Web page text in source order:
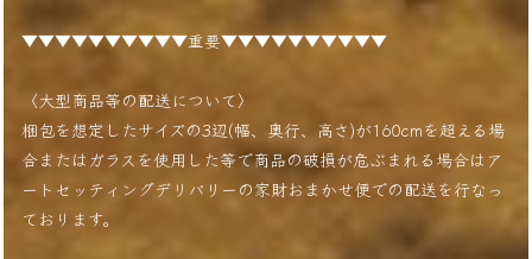
▼▼▼▼▼▼▼▼▼▼重要▼▼▼▼▼▼▼▼▼▼
〈大型商品等の配送について〉
梱包を想定したサイズの3辺(幅、奥行、高さ)が160cmを超える場
合またはガラスを使用した等で商品の破損が危ぶまれる場合はア
ートセッティングデリバリーの家財おまかせ便での配送を行なっ
ております。